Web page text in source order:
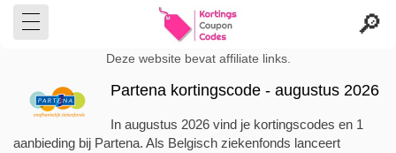
Deze website bevat affiliate links.
Partena kortingscode - augustus 2026
In augustus 2026 vind je kortingscodes en 1
aanbieding bij Partena. Als Belgisch ziekenfonds lanceert